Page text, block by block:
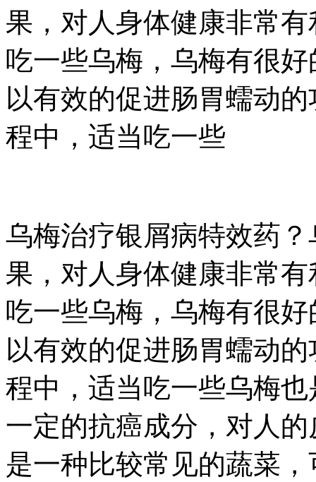
果，对人身体健康非常
吃一些乌梅，乌梅有很
以有效的促进肠胃蠕动
程中，适当吃一些
乌梅治疗银屑病特效药
果，对人身体健康非常
吃一些乌梅，乌梅有很
以有效的促进肠胃蠕动
程中，适当吃一些乌梅
一定的抗癌成分，对人
是一种比较常见的蔬菜